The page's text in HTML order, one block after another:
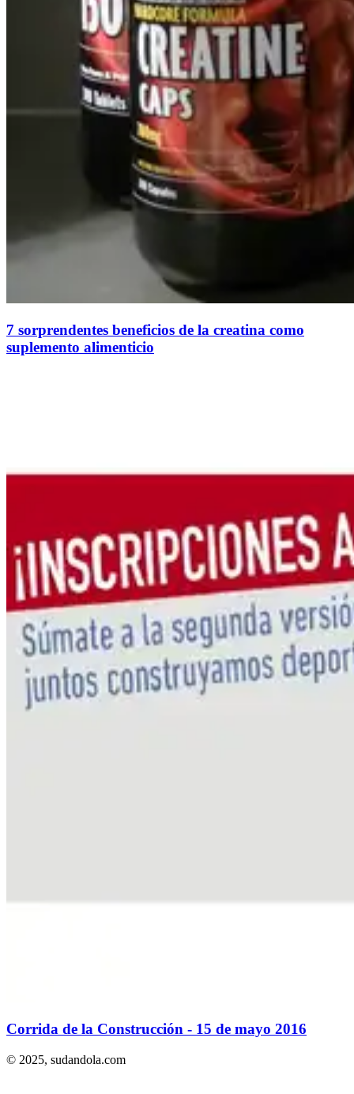
7 sorprendentes beneficios de la creatina como
suplemento alimenticio
Corrida de la Construcción - 15 de mayo 2016
© 2025, sudandola.com